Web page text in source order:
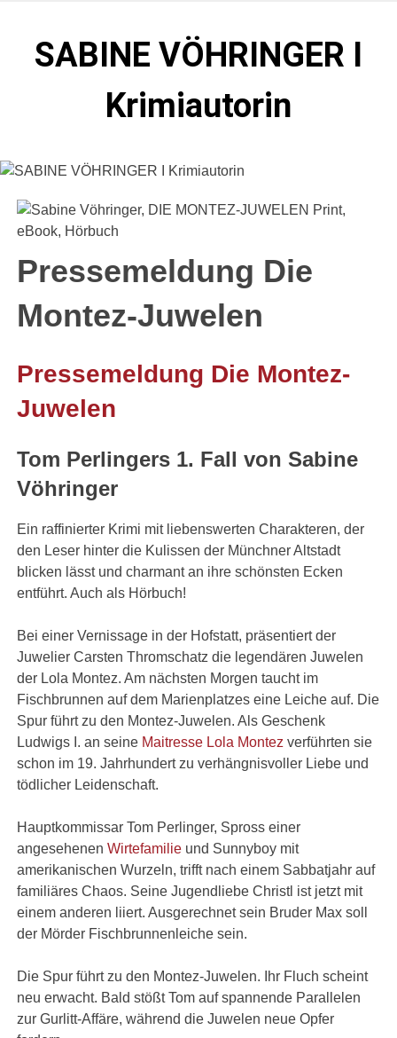
springenSABINE VÖHRINGER I
Krimiautorin
Vordergrund steht. Spielen zentral in der Münchner Altstadt.
Pressemeldung Die
Montez-Juwelen
Pressemeldung Die Montez-
Juwelen
Tom Perlingers 1. Fall von Sabine
Vöhringer
Ein raffinierter Krimi mit liebenswerten Charakteren, der
den Leser hinter die Kulissen der Münchner Altstadt
blicken lässt und charmant an ihre schönsten Ecken
entführt. Auch als Hörbuch!
Bei einer Vernissage in der Hofstatt, präsentiert der
Juwelier Carsten Thromschatz die legendären Juwelen
der Lola Montez. Am nächsten Morgen taucht im
Fischbrunnen auf dem Marienplatzes eine Leiche auf. Die
Spur führt zu den Montez-Juwelen. Als Geschenk
Ludwigs I. an seine Maitresse Lola Montez verführten sie
schon im 19. Jahrhundert zu verhängnisvoller Liebe und
tödlicher Leidenschaft.
Hauptkommissar Tom Perlinger, Spross einer
angesehenenWirtefamilie und Sunnyboy mit
amerikanischen Wurzeln, trifft nach einem Sabbatjahr auf
familiäres Chaos. Seine Jugendliebe Christl ist jetzt mit
einem anderen liiert. Ausgerechnet sein Bruder Max soll
der Mörder Fischbrunnenleiche sein.
Die Spur führt zu den Montez-Juwelen. Ihr Fluch scheint
neu erwacht. Bald stößt Tom auf spannende Parallelen
zur Gurlitt-Affäre, während die Juwelen neue Opfer